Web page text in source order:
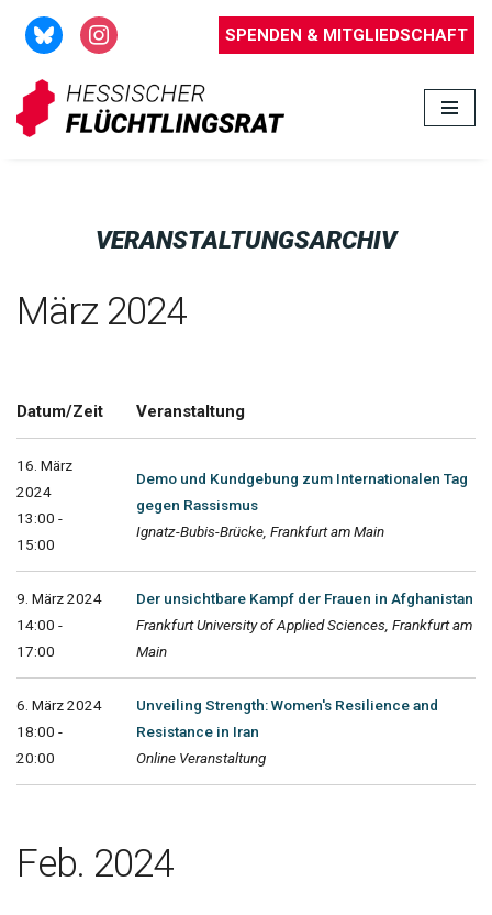
Zum
Inhalt
springen
SPENDEN & MITGLIEDSCHAFT
VERANSTALTUNGSARCHIV
März 2024
Datum/Zeit Veranstaltung
16. März
2024
13:00 -
15:00
Demo und Kundgebung zum Internationalen Tag
gegen Rassismus
Ignatz-Bubis-Brücke, Frankfurt am Main
9. März 2024
14:00 -
17:00
Der unsichtbare Kampf der Frauen in Afghanistan
Frankfurt University of Applied Sciences, Frankfurt am
Main
6. März 2024
18:00 -
20:00
Unveiling Strength: Women's Resilience and
Resistance in Iran
Online Veranstaltung
Feb. 2024